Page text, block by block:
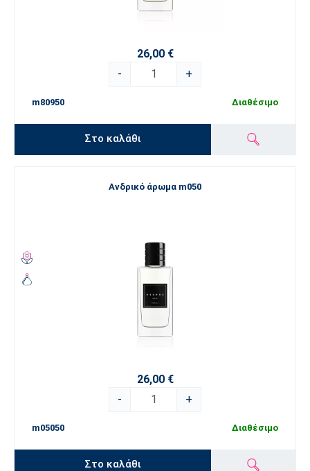
26,00 €
-
+
m80950 Διαθέσιμο
Στο καλάθι
Ανδρικό άρωμα m050
26,00 €
-
+
m05050 Διαθέσιμο
Στο καλάθι